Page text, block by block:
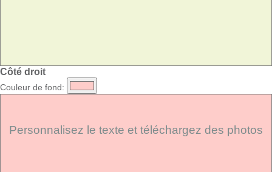
Côté droit
Couleur de fond:
Personnalisez le texte et téléchargez des photos